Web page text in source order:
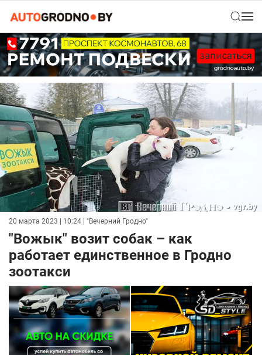
20 марта 2023 | 10:24 | "Вечерний Гродно"
"Вожык" возит собак – как
работает единственное в Гродно
зоотакси